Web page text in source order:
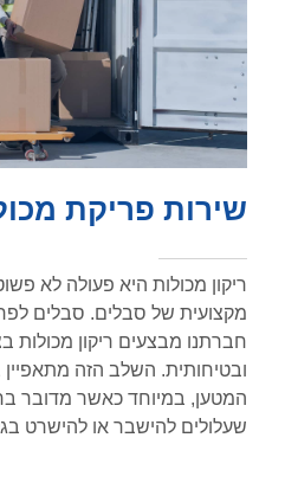
שירות פריקת
ריקון מכולות היא פעולה לא
מקצועית של סבלים. סבלים
חברתנו מבצעים ריקון מכולות
ובטיחותית. השלב הזה
המטען, במיוחד כאשר מדובר
שעלולים להישבר או להישרט